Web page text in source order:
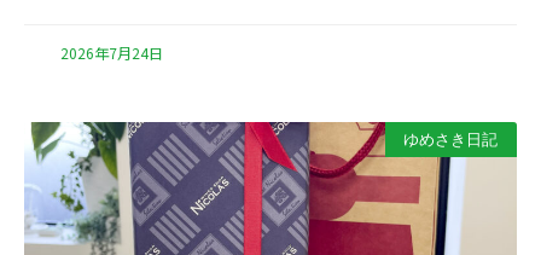
2026年7月24日
ゆめさき日記